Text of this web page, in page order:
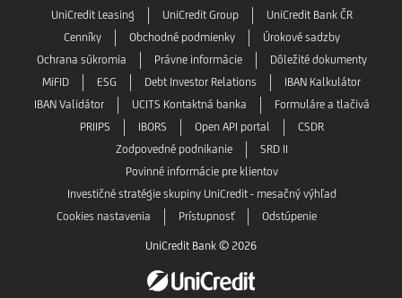
UniCredit Leasing
UniCredit Group
UniCredit Bank ČR
Cenníky
Obchodné podmienky
Úrokové sadzby
Ochrana súkromia
Právne informácie
Dôležité dokumenty
MiFID
ESG Debt Investor Relations
IBAN Kalkulátor
IBAN Validátor
UCITS Kontaktná banka
Formuláre a tlačivá
PRIIPS
IBORS Open API portal
CSDR
Zodpovedné podnikanie
SRD II
Povinné informácie pre klientov
Investičné stratégie skupiny UniCredit - mesačný výhľad
Cookies nastavenia
Prístupnosť Odstúpenie
UniCredit Bank © 2026